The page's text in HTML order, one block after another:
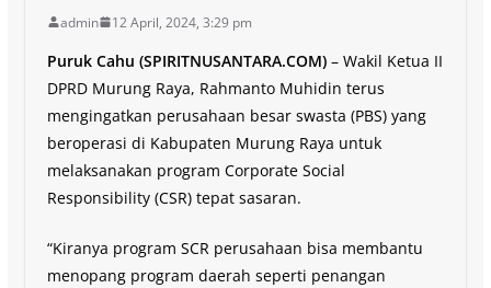
admin 12 April, 2024, 3:29 pm
Puruk Cahu (SPIRITNUSANTARA.COM)– Wakil Ketua II
DPRD Murung Raya, Rahmanto Muhidin terus
mengingatkan perusahaan besar swasta (PBS) yang
beroperasi di Kabupaten Murung Raya untuk
melaksanakan program Corporate Social
Responsibility (CSR) tepat sasaran.
“Kiranya program SCR perusahaan bisa membantu
menopang program daerah seperti penangan